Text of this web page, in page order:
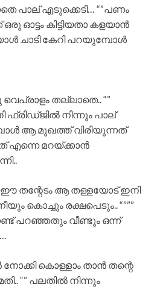
പാല് എടുക്കെടി… “”പണം
ഓട്ടം കിട്ടിയതാ കളയാൻ
ചാടി കേറി പറയുമ്പോൾ
വെപ്രാളം തല്ലാതെ.. “”
ഫ്രിഡ്ജിൽ നിന്നും പാല്
ആ മുഖത്ത് വിരിയുന്നത്
എന്നെ മറയ്ക്കാൻ
തന്റേടം ആ തള്ളയോട് ഇനി
കൊച്ചും രക്ഷപെടും.. “”””
പറഞ്ഞതും വീണ്ടും ഒന്ന്
നോക്കി കൊള്ളാം താൻ തന്റെ
“” പലതിൽ നിന്നും